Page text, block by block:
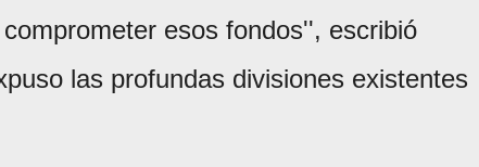
esos fondos'', escribió
las profundas divisiones existentes